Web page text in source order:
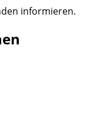
informieren.